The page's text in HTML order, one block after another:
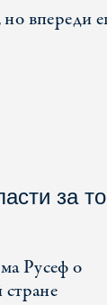
впереди
за
Русеф о